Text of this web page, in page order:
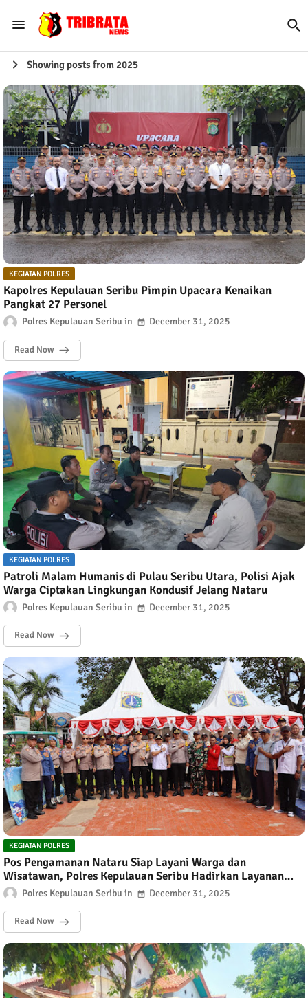
Showing posts from 2025
KEGIATAN POLRES
Kapolres Kepulauan Seribu Pimpin Upacara Kenaikan
Pangkat 27 Personel
Polres Kepulauan Seribu December 31, 2025
Read Now
KEGIATAN POLRES
Patroli Malam Humanis di Pulau Seribu Utara, Polisi Ajak
Warga Ciptakan Lingkungan Kondusif Jelang Nataru
Polres Kepulauan Seribu December 31, 2025
Read Now
KEGIATAN POLRES
Pos Pengamanan Nataru Siap Layani Warga dan
Wisatawan, Polres Kepulauan Seribu Hadirkan Layanan
Ramah di Lima Pulau
Polres Kepulauan Seribu December 31, 2025
Read Now